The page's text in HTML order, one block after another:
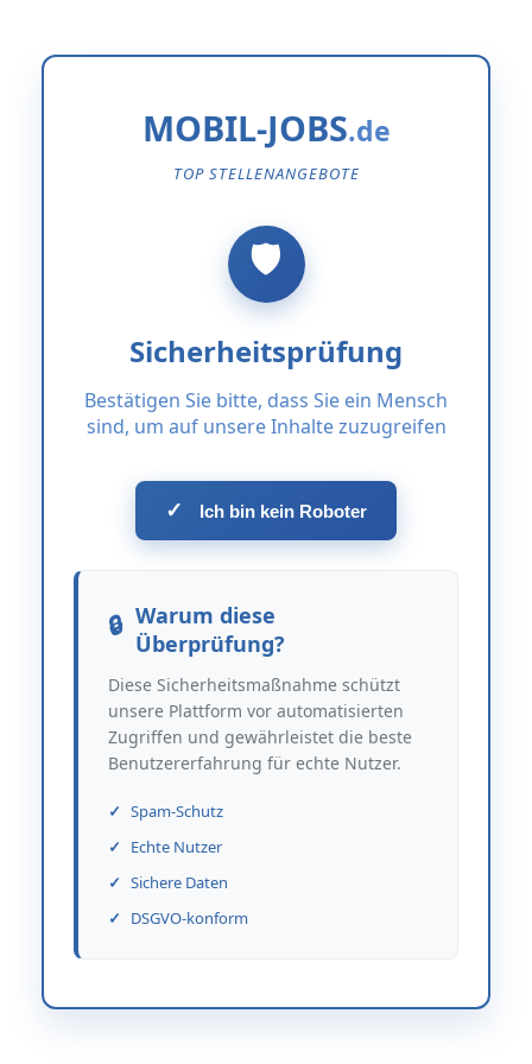
MOBIL-JOBS
TOP STELLENANGEBOTE
Sicherheitsprüfung
Bestätigen Sie bitte, dass Sie ein Mensch
sind, um auf unsere Inhalte zuzugreifen
✓ Ich bin kein Roboter
Warum diese
Überprüfung?
Diese Sicherheitsmaßnahme schützt
unsere Plattform vor automatisierten
Zugriffen und gewährleistet die beste
Benutzererfahrung für echte Nutzer.
Spam-Schutz
Echte Nutzer
Sichere Daten
DSGVO-konform